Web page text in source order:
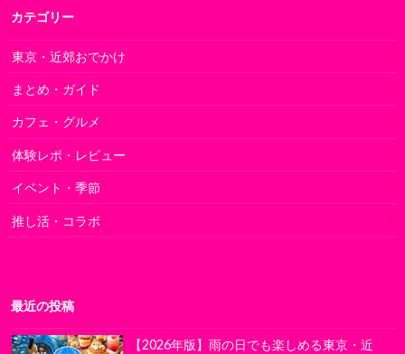
カテゴリー
東京・近郊おでかけ
まとめ・ガイド
カフェ・グルメ
体験レポ・レビュー
イベント・季節
推し活・コラボ
最近の投稿
【2026年版】雨の日でも楽しめる東京・近